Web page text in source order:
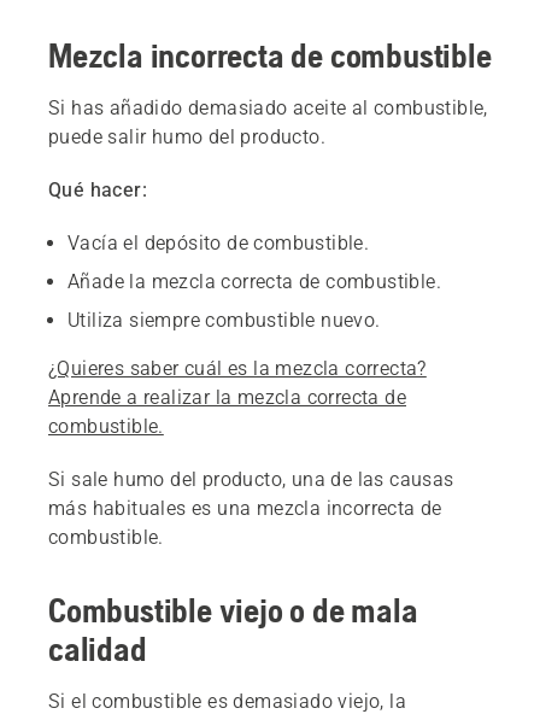
Mezcla incorrecta de combustible
Si has añadido demasiado aceite al combustible,
puede salir humo del producto.
Qué hacer:
Vacía el depósito de combustible.
Añade la mezcla correcta de combustible.
Utiliza siempre combustible nuevo.
¿Quieres saber cuál es la mezcla correcta?
Aprende a realizar la mezcla correcta de
combustible.
Si sale humo del producto, una de las causas
más habituales es una mezcla incorrecta de
combustible.
Combustible viejo o de mala
calidad
Si el combustible es demasiado viejo, la